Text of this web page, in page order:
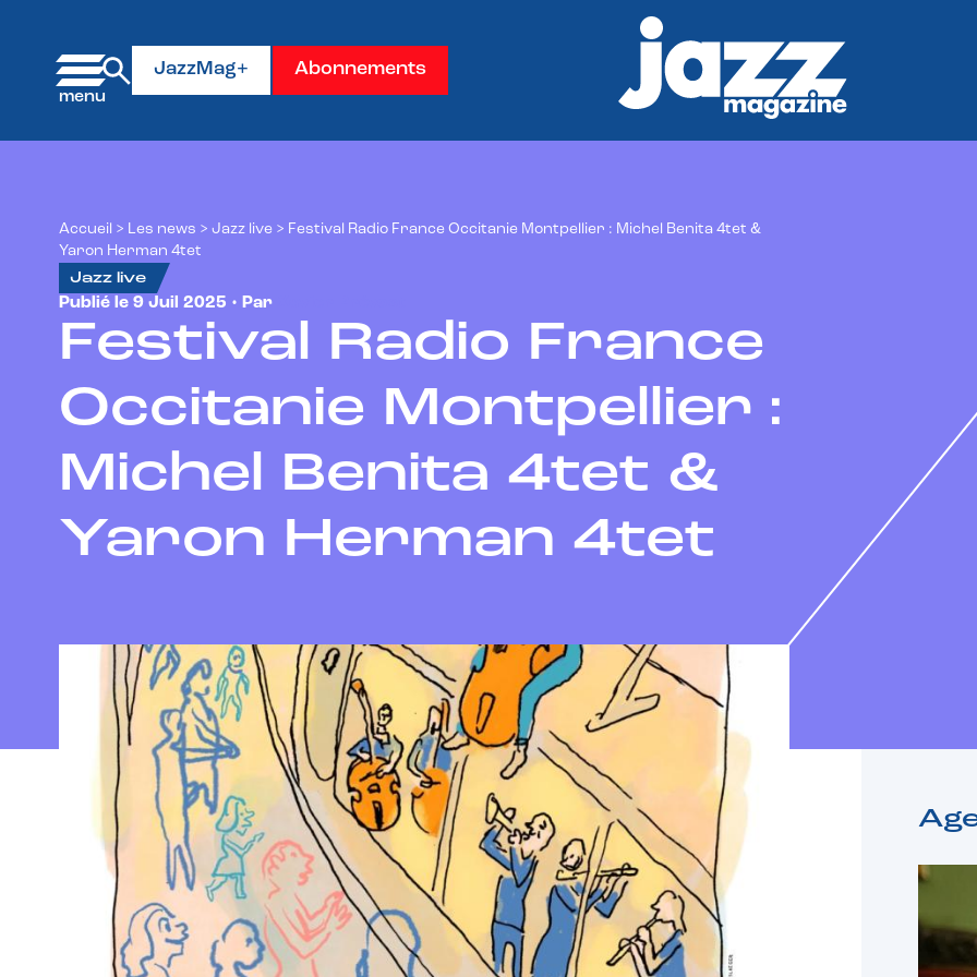
JazzMag+ Abonnements
Accueil > Les news > Jazz live > Festival Radio France Occitanie Montpellier : Michel Benita 4tet &
Yaron Herman 4tet
Jazz live
Publié le 9 Juil 2025 • Par
Festival Radio France
Occitanie Montpellier :
Michel Benita 4tet &
Yaron Herman 4tet